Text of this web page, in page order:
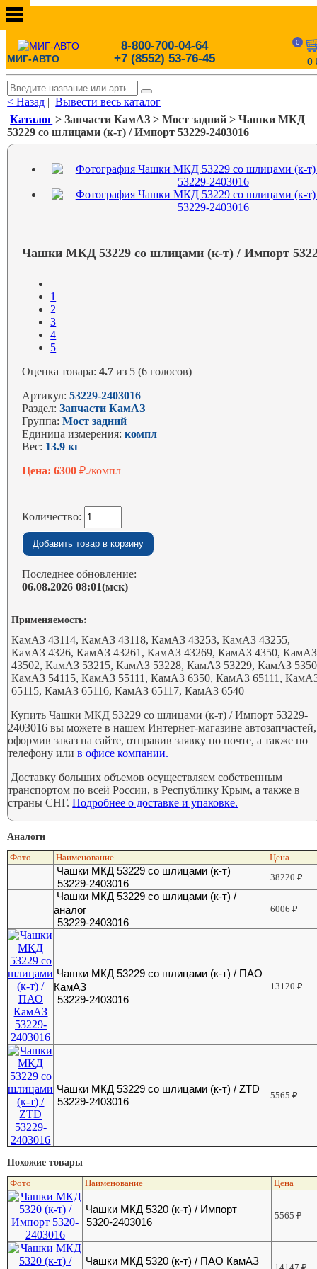
МИГ-АВТО
8-800-700-04-64
+7 (8552) 53-76-45
0
0
< Назад |Вывести весь каталог
Каталог > Запчасти КамАЗ > Мост задний > Чашки МКД
53229 со шлицами (к-т) / Импорт 53229-2403016
Чашки МКД 53229 со шлицами (к-т) / Импорт
1
2
3
4
5
Оценка товара:4.7 из 5 (6 голосов)
Артикул:53229-2403016
Раздел:Запчасти КамАЗ
Группа:Мост задний
Единица измерения:компл
Вес: 13.9 кг
Цена: 6300₽./компл
Количество:
Последнее обновление:
06.08.2026 08:01(мск)
Применяемость:
КамАЗ 43114, КамАЗ 43118, КамАЗ 43253, КамАЗ 43255,
КамАЗ 4326, КамАЗ 43261, КамАЗ 43269, КамАЗ 4350, КамАЗ
43502, КамАЗ 53215, КамАЗ 53228, КамАЗ 53229, КамАЗ
КамАЗ 54115, КамАЗ 55111, КамАЗ 6350, КамАЗ 65111,
65115, КамАЗ 65116, КамАЗ 65117, КамАЗ 6540
Купить Чашки МКД 53229 со шлицами (к-т) / Импорт 53229-
2403016 вы можете в нашем Интернет-магазине автозапчастей,
оформив заказ на сайте, отправив заявку по почте, а также по
телефону илив офисе компании.
Доставку больших объемов осуществляем собственным
транспортом по всей России, в Республику Крым, а также в
страны СНГ.Подробнее о доставке и упаковке.
Аналоги
Фото Наименование Цена
Чашки МКД 53229 со шлицами (к-т)
53229-2403016
38220₽
Чашки МКД 53229 со шлицами (к-т) /
аналог
53229-2403016
6006₽
Чашки МКД 53229 со шлицами (к-т) / ПАО
КамАЗ
53229-2403016
13120₽
Чашки МКД 53229 со шлицами (к-т) / ZTD
53229-2403016
5565₽
Похожие товары
Фото Наименование Цена
Чашки МКД 5320 (к-т) / Импорт
5320-2403016
5565₽
Чашки МКД 5320 (к-т) / ПАО КамАЗ